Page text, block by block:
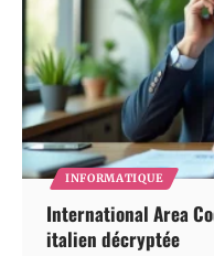
INFORMATIQUE
International Area
italien décryptée